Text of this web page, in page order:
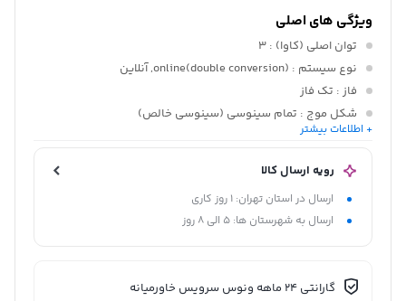
ویژگی های اصلی
توان اصلی (کاوا) : 3
نوع سیستم : (double conversion)online, آنلاین
فاز : تک فاز
شکل موج : تمام سینوسی (سینوسی خالص)
ولتاژ ورودی
+ اطلاعات بیشتر
رویه ارسال کالا
ارسال در استان تهران: 1 روز کاری
ارسال به شهرستان ها: 5 الی 8 روز
گارانتی 24 ماهه ونوس سرویس خاورمیانه